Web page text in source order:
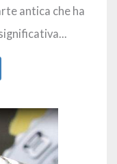
antica che ha